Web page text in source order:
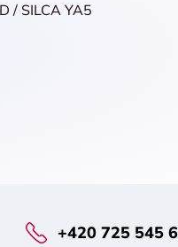
/ SILCA YA5
+420 725 545